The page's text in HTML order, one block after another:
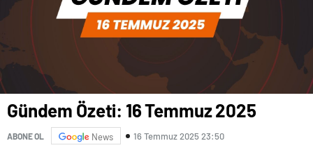
Gündem Özeti: 16 Temmuz 2025
ABONE OL News 16 Temmuz 2025 23:50